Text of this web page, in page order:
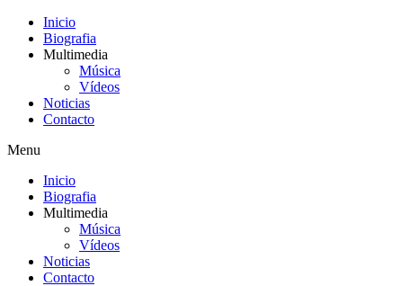
Inicio
Biografia
Multimedia
Música
Vídeos
Noticias
Contacto
Menu
Inicio
Biografia
Multimedia
Música
Vídeos
Noticias
Contacto